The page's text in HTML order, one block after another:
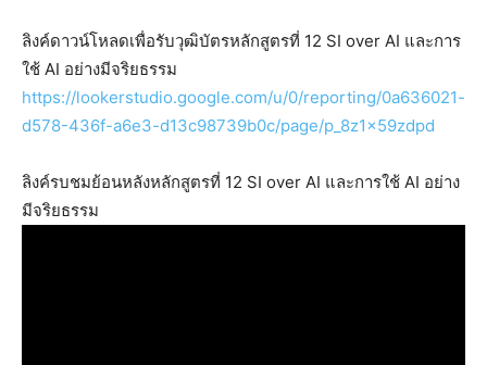
ลิงค์ดาวน์โหลดเพื่อรับวุฒิบัตรหลักสูตรที่ 12 SI over AI และการ
ใช้ AI อย่างมีจริยธรรม
https://lookerstudio.google.com/u/0/reporting/0a636021-
d578-436f-a6e3-d13c98739b0c/page/p_8z1x59zdpd
ลิงค์รบชมย้อนหลังหลักสูตรที่ 12 SI over AI และการใช้ AI อย่าง
มีจริยธรรม